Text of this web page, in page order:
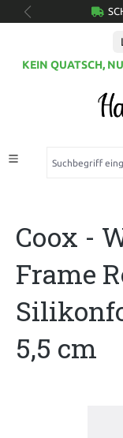
springen
KEIN QUATSCH,
Suchbegriff
Coox -
Frame
5,5 cm